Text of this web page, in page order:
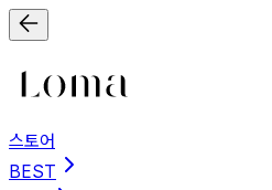
스토어
BEST